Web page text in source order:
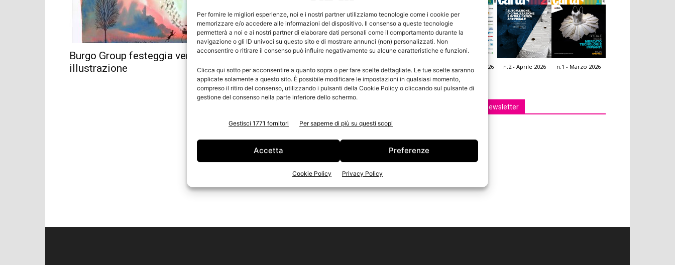
Per fornire le migliori esperienze, noi e i nostri partner utilizziamo tecnologie come i cookie per
memorizzare e/o accedere alle informazioni del dispositivo. Il consenso a queste tecnologie
permetterà a noi e ai nostri partner di elaborare dati personali come il comportamento durante la
navigazione o gli ID univoci su questo sito e di mostrare annunci (non) personalizzati. Non
acconsentire o ritirare il consenso può influire negativamente su alcune caratteristiche e funzioni.
Clicca qui sotto per acconsentire a quanto sopra o per fare scelte dettagliate. Le tue scelte saranno
applicate solamente a questo sito. È possibile modificare le impostazioni in qualsiasi momento,
compreso il ritiro del consenso, utilizzando i pulsanti della Cookie Policy o cliccando sul pulsante di
gestione del consenso nella parte inferiore dello schermo.
Gestisci 1771 fornitori Per saperne di più su questi scopi
Accetta Preferenze
Cookie Policy Privacy Policy
Burgo Group festeggia vent’anni di
illustrazione
n.3 - Giugno 2026 n.2 - Aprile 2026 n.1 - Marzo 2026
Edicola Web
Iscriviti alla newsletter